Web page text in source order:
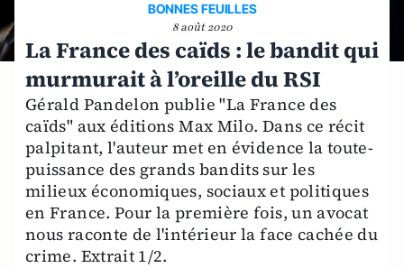
BONNES FEUILLES
8 août 2020
La France des caïds : le bandit qui
murmurait à l’oreille du RSI
Gérald Pandelon publie "La France des
caïds" aux éditions Max Milo. Dans ce récit
palpitant, l'auteur met en évidence la toute-
puissance des grands bandits sur les
milieux économiques, sociaux et politiques
en France. Pour la première fois, un avocat
nous raconte de l'intérieur la face cachée du
crime. Extrait 1/2.